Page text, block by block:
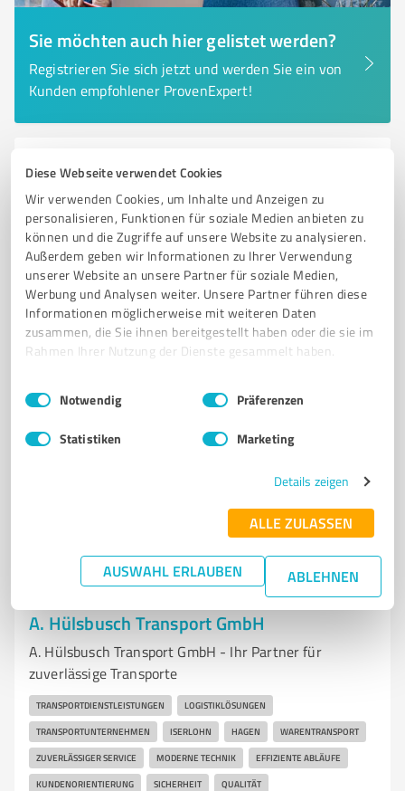
Diese Webseite verwendet Cookies
Wir verwenden Cookies, um Inhalte und Anzeigen zu
personalisieren, Funktionen für soziale Medien anbieten zu
können und die Zugriffe auf unsere Website zu analysieren.
Außerdem geben wir Informationen zu Ihrer Verwendung
unserer Website an unsere Partner für soziale Medien,
Werbung und Analysen weiter. Unsere Partner führen diese
Informationen möglicherweise mit weiteren Daten
zusammen, die Sie ihnen bereitgestellt haben oder die sie im
Rahmen Ihrer Nutzung der Dienste gesammelt haben.
Impressum Datenschutzbestimmungen
Einwilligungsauswahl
Notwendig Präferenzen
Statistiken Marketing
Details zeigen
ALLE ZULASSEN
AUSWAHL ERLAUBEN ABLEHNEN
Sie möchten auch hier gelistet werden?
Registrieren Sie sich jetzt und werden Sie ein von
Kunden empfohlener ProvenExpert!
6 Transport, Logistik & Spedition
gerbersmann kg Iserlohn
Gerbersmann KG - Ihr zuverlässiger Partner für
Umzüge und Lagerservice in Iserlo
UMZUGSSERVICE LAGERSERVICE UMZÜGE TRANSPORT
ISERLOHN UMZUGSPARTNER
UMZUGSUNTERNEHMEN UMZUGSHILFE UMZUGSLOGISTIK
UMZUGSBERATUNG
Gennaer Str. 15, 58642 Iserlohn
www.gerbersmann-umzuege.de/
A. Hülsbusch Transport GmbH
A. Hülsbusch Transport GmbH - Ihr Partner für
zuverlässige Transporte
TRANSPORTDIENSTLEISTUNGEN LOGISTIKLÖSUNGEN
TRANSPORTUNTERNEHMEN ISERLOHN HAGEN WARENTRANSPORT
ZUVERLÄSSIGER SERVICE MODERNE TECHNIK EFFIZIENTE ABLÄUFE
KUNDENORIENTIERUNG SICHERHEIT QUALITÄT